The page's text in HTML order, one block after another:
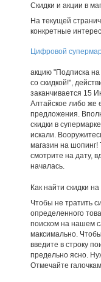
Скидки и акции в
На текущей
конкретные
Цифровой
акцию "Подписка
со скидкой!",
заканчивается 15
Алтайское либо же
предложения.
скидки в
искали.
магазин на шопинг!
смотрите на дату,
началась.
Как найти скидки
Чтобы не тратить
определенного
поиском на нашем
максимально.
введите в строку
предельно ясно.
Отмечайте